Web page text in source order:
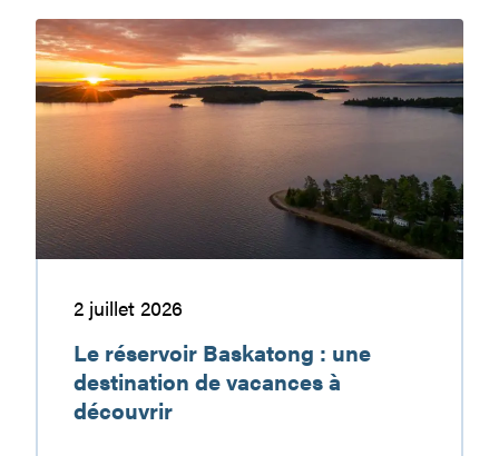
sécurité,
c’est
ma
responsabilité
Le
réservoir
Baskatong
:
une
destination
de
vacances
à
2 juillet 2026
Le réservoir Baskatong : une
destination de vacances à
découvrir